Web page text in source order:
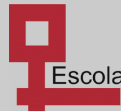
PRODUTOS